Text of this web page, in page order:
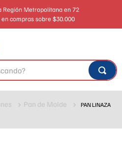
Región Metropolitana en 72
compras sobre $30.000
Pan de Molde
PAN LINAZA